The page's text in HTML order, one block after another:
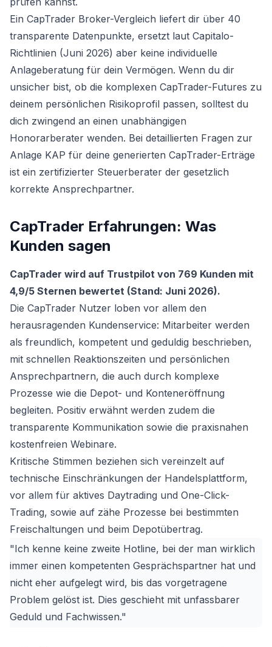
Ein CapTrader Broker-Vergleich liefert dir über 40
transparente Datenpunkte, ersetzt laut Capitalo-
Richtlinien (Juni 2026) aber keine individuelle
Anlageberatung für dein Vermögen. Wenn du dir
unsicher bist, ob die komplexen CapTrader-Futures zu
deinem persönlichen Risikoprofil passen, solltest du
dich zwingend an einen unabhängigen
Honorarberater wenden. Bei detaillierten Fragen zur
Anlage KAP für deine generierten CapTrader-Erträge
ist ein zertifizierter Steuerberater der gesetzlich
korrekte Ansprechpartner.
CapTrader Erfahrungen: Was
Kunden sagen
CapTrader wird auf Trustpilot von 769 Kunden mit
4,9/5 Sternen bewertet (Stand: Juni 2026).
Die CapTrader Nutzer loben vor allem den
herausragenden Kundenservice: Mitarbeiter werden
als freundlich, kompetent und geduldig beschrieben,
mit schnellen Reaktionszeiten und persönlichen
Ansprechpartnern, die auch durch komplexe
Prozesse wie die Depot- und Konteneröffnung
begleiten. Positiv erwähnt werden zudem die
transparente Kommunikation sowie die praxisnahen
kostenfreien Webinare.
Kritische Stimmen beziehen sich vereinzelt auf
technische Einschränkungen der Handelsplattform,
vor allem für aktives Daytrading und One-Click-
Trading, sowie auf zähe Prozesse bei bestimmten
Freischaltungen und beim Depotübertrag.
"Ich kenne keine zweite Hotline, bei der man wirklich
immer einen kompetenten Gesprächspartner hat und
nicht eher aufgelegt wird, bis das vorgetragene
Problem gelöst ist. Dies geschieht mit unfassbarer
Geduld und Fachwissen."